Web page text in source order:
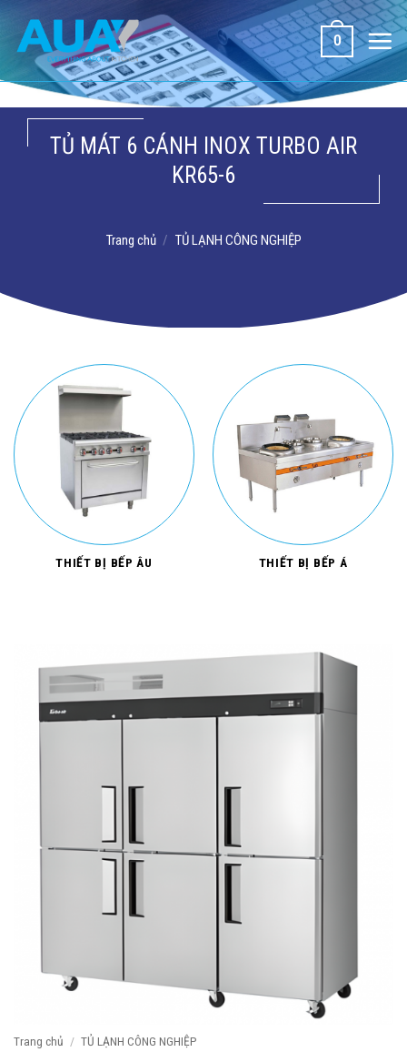
dung
0
TỦ MÁT 6 CÁNH INOX TURBO AIR
KR65-6
Trang chủ / TỦ LẠNH CÔNG NGHIỆP
THIẾT BỊ BẾP ÂU THIẾT BỊ BẾP Á
Trang chủ / TỦ LẠNH CÔNG NGHIỆP